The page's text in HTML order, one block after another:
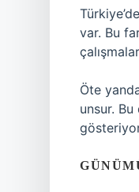
var. Bu
Öte
unsur.